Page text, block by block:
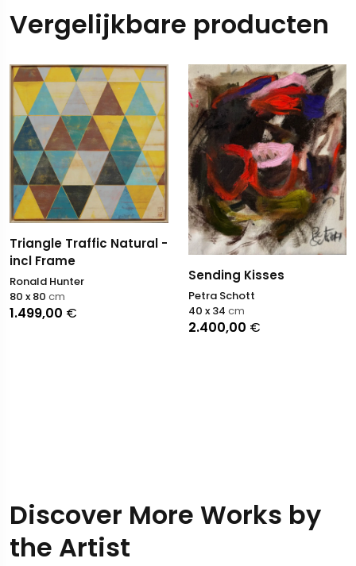
Vergelijkbare producten
Triangle Traffic Natural -
incl Frame
Ronald Hunter
1.499,00 €
80 x 80 cm
Sending Kisses
Petra Schott
2.400,00 €
40 x 34 cm
Discover More Works by
the Artist